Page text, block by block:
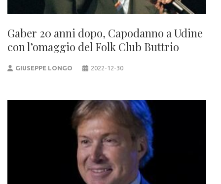
Gaber 20 anni dopo, Capodanno a Udine
con l’omaggio del Folk Club Buttrio
GIUSEPPE LONGO 2022-12-30